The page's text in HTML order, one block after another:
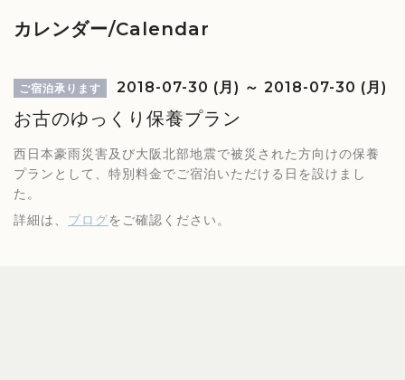
カレンダー/Calendar
ご宿泊承ります 2018-07-30 (月) ～ 2018-07-30 (月)
お古のゆっくり保養プラン
西日本豪雨災害及び大阪北部地震で被災された方向けの保養
プランとして、特別料金でご宿泊いただける日を設けまし
た。
詳細は、 ブログをご確認ください。